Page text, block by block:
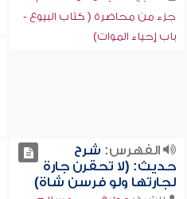
جزء من محاضرة ( كتاب البيوع -
باب إحياء الموات)
الفهرس: شرح
حديث: (لا تحقرن جارة
لجارتها ولو فرسن شاة)